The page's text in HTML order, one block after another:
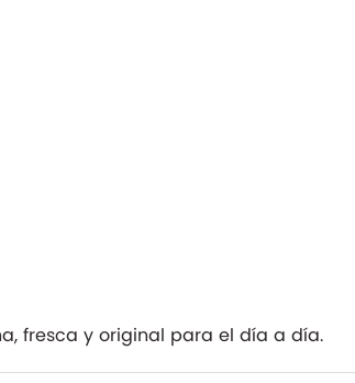
fresca y original para el día a día.